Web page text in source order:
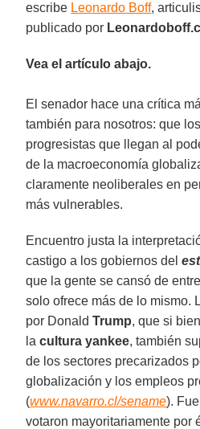
escribe Leonardo Boff,
publicado por
Vea el artículo abajo.
El senador hace una crítica
también para nosotros: que
progresistas que llegan al
de la macroeconomía
claramente neoliberales en
más vulnerables.
Encuentro justa la
castigo a los gobiernos del
que la gente se cansó de
solo ofrece más de lo mismo.
por DonaldTrump, que si
lacultura yankee, también
de los sectores precarizados
globalización y los empleos
(www.navarro.cl/sename).
votaron mayoritariamente por